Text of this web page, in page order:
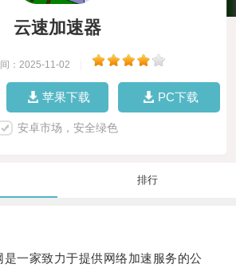
云速加速器
：2025-11-02
苹果下载 PC下载
安卓市场，安全绿色
排行
一家致力于提供网络加速服务的公